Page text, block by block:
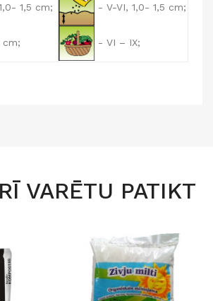
1,5 cm; - V-VI, 1,0- 1,5 cm;
- VI – IX;
VARĒTU PATIKT